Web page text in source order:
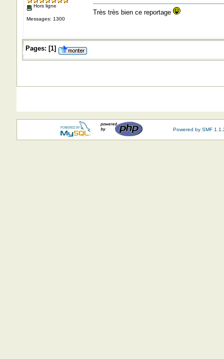
Hors ligne
Messages: 1300
Très très bien ce reportage
Pages: [1]
Powered by SMF